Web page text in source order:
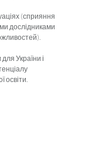
(сприяння
дослідниками
України і
освіти.